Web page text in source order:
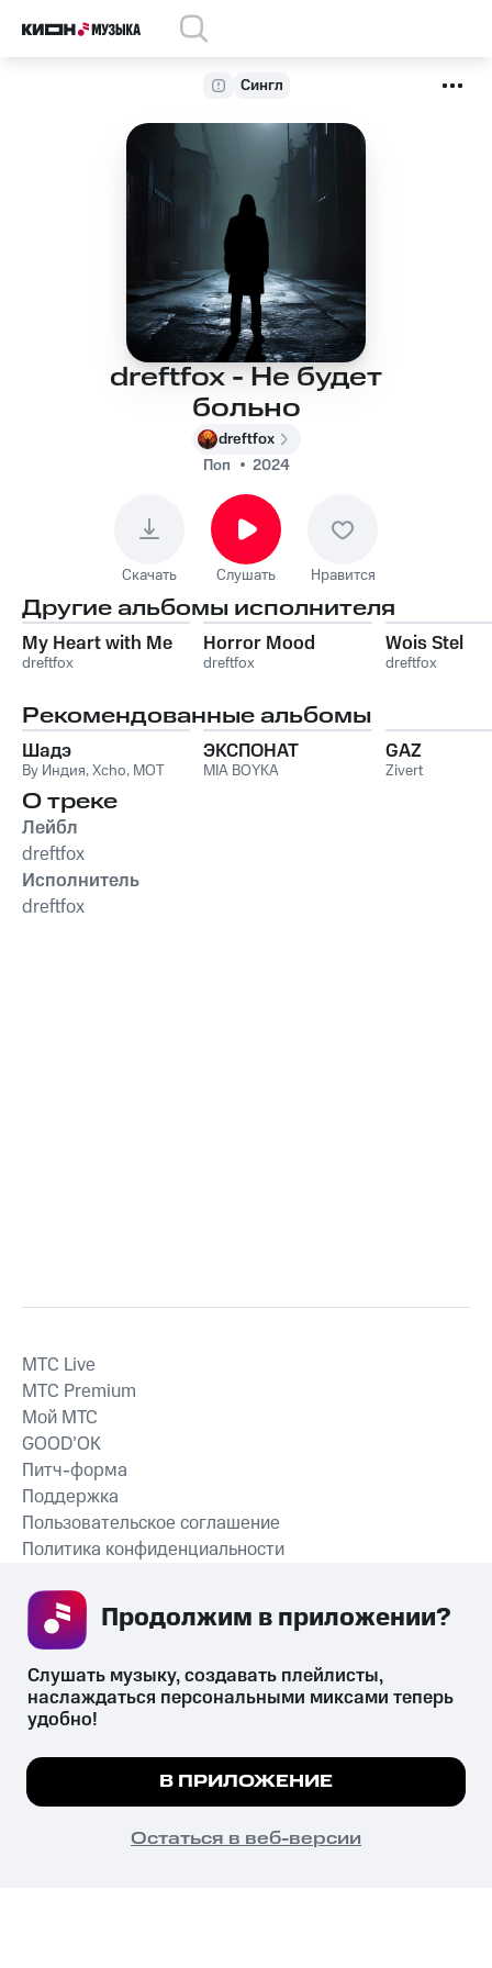
Сингл
dreftfox - Не будет
больно
dreftfox
Поп
2024
Скачать Слушать Нравится
Другие альбомы исполнителя
My Heart with Me
dreftfox
Horror Mood
dreftfox
Wois Stel
dreftfox
Рекомендованные альбомы
Шадэ
By Индия,Xcho, MOT
ЭКСПОНАТ
MIA BOYKA
GAZ
Zivert
О треке
Лейбл
dreftfox
Исполнитель
dreftfox
СКАЧАТЬ ПРИЛОЖЕНИЕ
MTС Live
MTС Premium
Мой МТС
GOOD’OK
Питч-форма
Поддержка
Пользовательское соглашение
Политика конфиденциальности
психотропных веществ, их аналогов причиняет вред здоровью,
их незаконный оборот запрещён и влечёт установленную
законодательством ответственность.
© 2026 ООО «КИОН».
Все права защищены
Мы используем куки, чтобы на сайте все
Подробнее
ПОНЯТНО
Слушать музыку, создавать плейлисты,
наслаждаться персональными миксами теперь
удобно!
В ПРИЛОЖЕНИЕ
Остаться в веб-версии